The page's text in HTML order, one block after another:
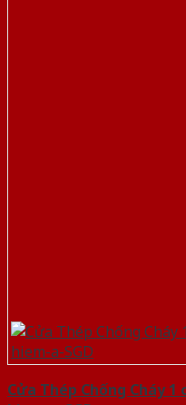
Cửa Thép Chống Cháy